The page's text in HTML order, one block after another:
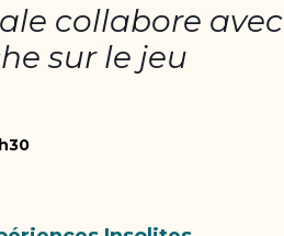
collabore avec
sur le jeu